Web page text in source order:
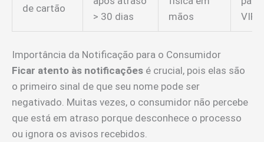
de cartão
> 30 dias
mãos
VIP
Importância da Notificação para o Consumidor
Ficar atento às notificações é crucial, pois elas são
o primeiro sinal de que seu nome pode ser
negativado. Muitas vezes, o consumidor não percebe
que está em atraso porque desconhece o processo
ou ignora os avisos recebidos.